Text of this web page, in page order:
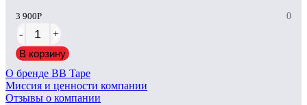
3 900Р 0
-
+
В корзину
О бренде BB Tape
Миссия и ценности компании
Отзывы о компании